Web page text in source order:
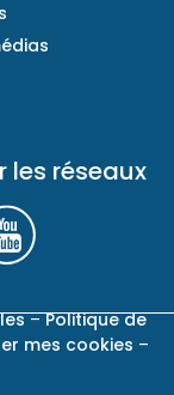
les réseaux
–Politique de
mes cookies –